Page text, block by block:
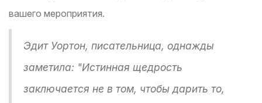
вашего мероприятия.
Эдит Уортон, писательница, однажды
заметила: "Истинная щедрость
заключается не в том, чтобы дарить то,